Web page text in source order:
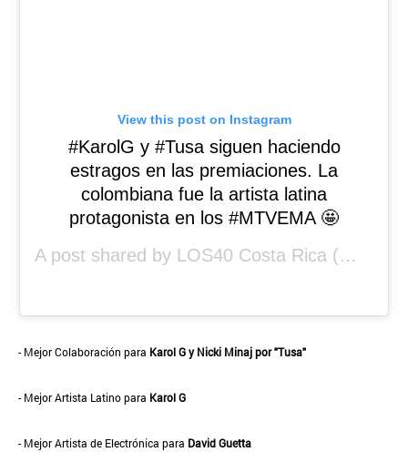
View this post on Instagram
#KarolG y #Tusa siguen haciendo
estragos en las premiaciones. La
colombiana fue la artista latina
protagonista en los #MTVEMA 🤩
A post shared by LOS40 Costa Rica (@los40cr) on
- Mejor Colaboración para Karol G y Nicki Minaj por "Tusa"
- Mejor Artista Latino para Karol G
- Mejor Artista de Electrónica para David Guetta